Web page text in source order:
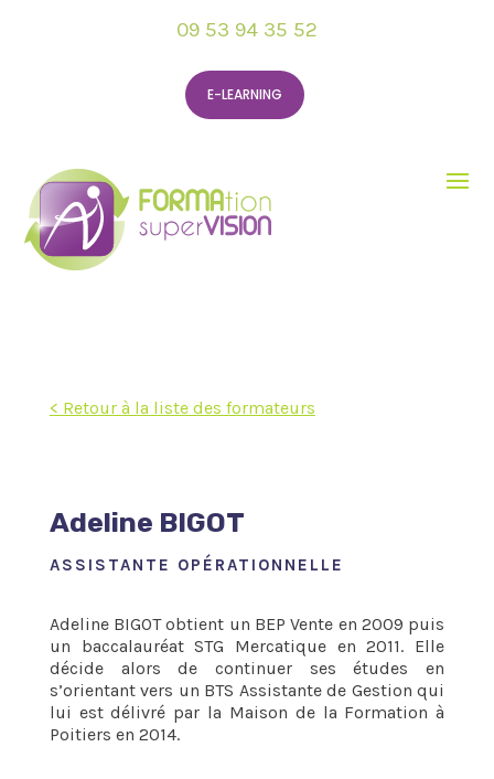
09 53 94 35 52
E-LEARNING
< Retour à la liste des formateurs
Adeline BIGOT
ASSISTANTE OPÉRATIONNELLE
Adeline BIGOT obtient un BEP Vente en 2009 puis
un baccalauréat STG Mercatique en 2011. Elle
décide alors de continuer ses études en
s’orientant vers un BTS Assistante de Gestion qui
lui est délivré par la Maison de la Formation à
Poitiers en 2014.